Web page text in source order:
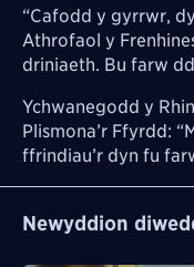
“Cafodd y gyrrwr,
Athrofaol y
driniaeth. Bu farw
Ychwanegodd y
Plismona’r Ffyrdd:
ffrindiau’r dyn fu
Newyddion